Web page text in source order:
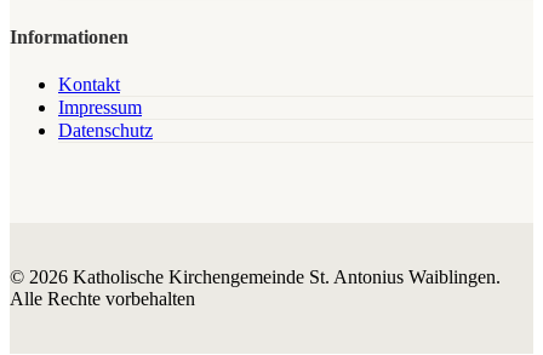
Informationen
Kontakt
Impressum
Datenschutz
© 2026 Katholische Kirchengemeinde St. Antonius Waiblingen.
Alle Rechte vorbehalten